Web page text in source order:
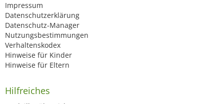
Impressum
Datenschutzerklärung
Datenschutz-Manager
Nutzungsbestimmungen
Verhaltenskodex
Hinweise für Kinder
Hinweise für Eltern
Hilfreiches